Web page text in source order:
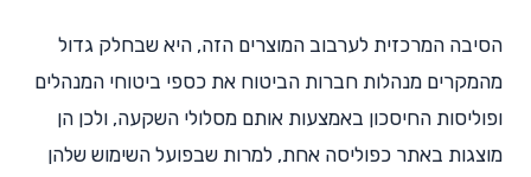
הסיבה המרכזית לערבוב המוצרים הזה, היא שבחלק גדול
מהמקרים מנהלות חברות הביטוח את כספי ביטוחי המנהלים
ופוליסות החיסכון באמצעות אותם מסלולי השקעה, ולכן הן
מוצגות באתר כפוליסה אחת, למרות שבפועל השימוש שלהן